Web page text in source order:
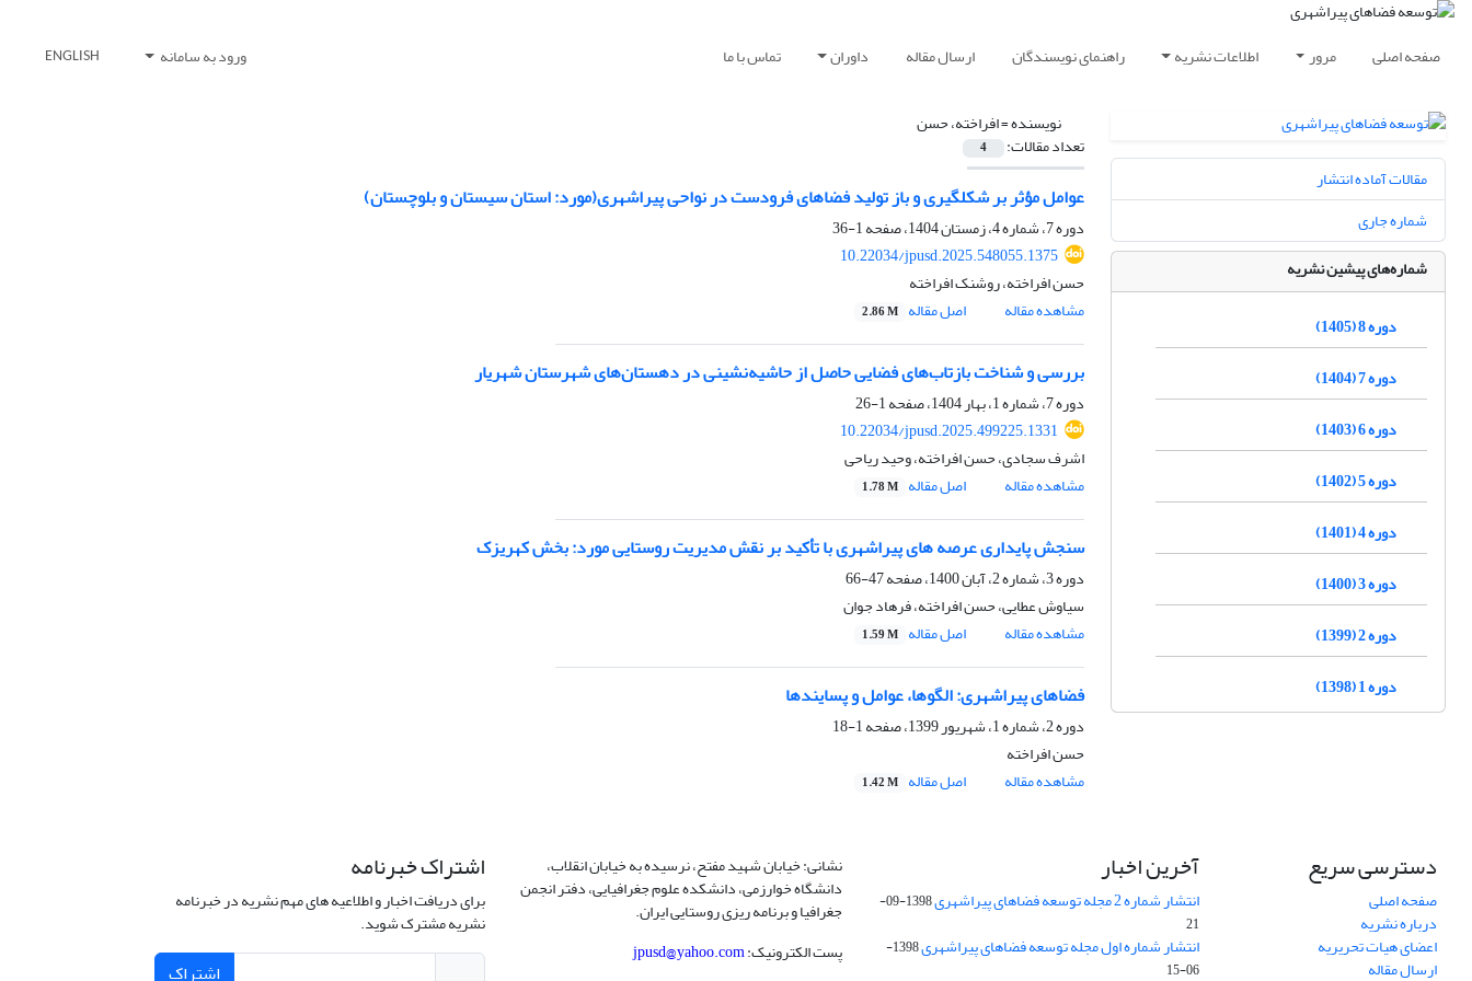
صفحه اصلی مرور اطلاعات نشریه راهنمای نویسندگان ارسال مقاله داوران تماس با ما ورود به سامانه ENGLISH
نویسنده =افراخته، حسن
تعداد مقالات: 4
عوامل مؤثر بر شکل­گیری و باز تولید فضا‌های فرودست در نواحی پیراشهری(مورد: استان سیستان و بلوچستان)
دوره 7، شماره 4، زمستان 1404، صفحه
1-36
10.22034/jpusd.2025.548055.1375
حسن افراخته، روشنک افراخته
مشاهده مقاله
اصل مقاله 2.86 M
بررسی و شناخت بازتاب‌های فضایی حاصل از حاشیه‌نشینی در دهستان‌های شهرستان شهریار
دوره 7، شماره 1، بهار 1404، صفحه
1-26
10.22034/jpusd.2025.499225.1331
اشرف سجادی، حسن افراخته، وحید ریاحی
مشاهده مقاله
اصل مقاله 1.78 M
سنجش پایداری عرصه های پیراشهری با تأکید بر نقش مدیریت روستایی مورد: بخش کهریزک
دوره 3، شماره 2، آبان 1400، صفحه
47-66
سیاوش عطایی، حسن افراخته، فرهاد جوان
مشاهده مقاله
اصل مقاله 1.59 M
فضاهای پیراشهری: الگوها، عوامل و پسایندها
دوره 2، شماره 1، شهریور 1399، صفحه
1-18
حسن افراخته
مشاهده مقاله
اصل مقاله 1.42 M
مقالات آماده انتشار
شماره جاری
شماره‌های پیشین نشریه
دوره 8 (1405)
دوره 7 (1404)
دوره 6 (1403)
دوره 5 (1402)
دوره 4 (1401)
دوره 3 (1400)
دوره 2 (1399)
دوره 1 (1398)
دسترسی سریع
صفحه اصلی
درباره نشریه
اعضای هیات تحریریه
ارسال مقاله
آخرین اخبار
انتشار شماره 2 مجله توسعه فضاهای پیراشهری
1398-09-
21
انتشار شماره اول مجله توسعه فضاهای پیراشهری
1398-
06-15
نشانی: خیابان شهید مفتح، نرسیده به خیابان انقلاب،
دانشگاه خوارزمی، دانشکده علوم جغرافیایی، دفتر انجمن
جغرافیا و برنامه ریزی روستایی ایران.
پست الکترونیک:jpusd@yahoo.com
اشتراک خبرنامه
برای دریافت اخبار و اطلاعیه های مهم نشریه در خبرنامه
نشریه مشترک شوید.
اشتراک